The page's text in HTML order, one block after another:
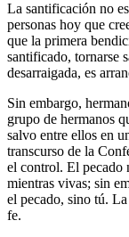
La santificación no
personas hoy que
que la primera
santificado, tornarse
desarraigada, es
Sin embargo,
grupo de hermanos
salvo entre ellos en
transcurso de la
el control. El pecado
mientras vivas; sin
el pecado, sino tú.
fe.